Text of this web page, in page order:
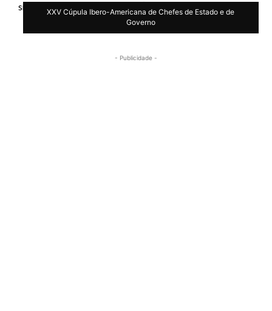
siderúrgicas no mundo.
XXV Cúpula Ibero-Americana de Chefes de Estado e de
Governo
- Publicidade -